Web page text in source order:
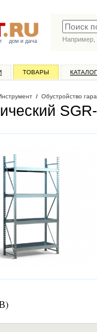
дом и дача
Например,
ТОВАРЫ
/ Обустройство